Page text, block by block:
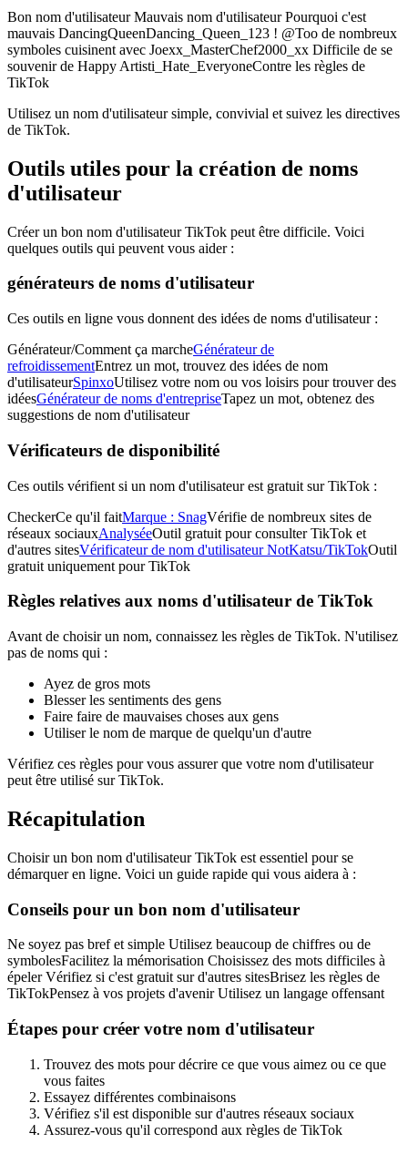
Bon nom d'utilisateur Mauvais nom d'utilisateur Pourquoi c'est
mauvais DancingQueenDancing_Queen_123 ! @Too de nombreux
symboles cuisinent avec Joexx_MasterChef2000_xx Difficile de se
souvenir de Happy Artisti_Hate_EveryoneContre les règles de
TikTok
Utilisez un nom d'utilisateur simple, convivial et suivez les directives
de TikTok.
Outils utiles pour la création de noms
d'utilisateur
Créer un bon nom d'utilisateur TikTok peut être difficile. Voici
quelques outils qui peuvent vous aider :
générateurs de noms d'utilisateur
Ces outils en ligne vous donnent des idées de noms d'utilisateur :
Générateur/Comment ça marcheGénérateur de
refroidissementEntrez un mot, trouvez des idées de nom
d'utilisateurSpinxoUtilisez votre nom ou vos loisirs pour trouver des
idéesGénérateur de noms d'entrepriseTapez un mot, obtenez des
suggestions de nom d'utilisateur
Vérificateurs de disponibilité
Ces outils vérifient si un nom d'utilisateur est gratuit sur TikTok :
CheckerCe qu'il faitMarque : SnagVérifie de nombreux sites de
réseaux sociauxAnalyséeOutil gratuit pour consulter TikTok et
d'autres sitesVérificateur de nom d'utilisateur NotKatsu/TikTokOutil
gratuit uniquement pour TikTok
Règles relatives aux noms d'utilisateur de TikTok
Avant de choisir un nom, connaissez les règles de TikTok. N'utilisez
pas de noms qui :
Ayez de gros mots
Blesser les sentiments des gens
Faire faire de mauvaises choses aux gens
Utiliser le nom de marque de quelqu'un d'autre
Vérifiez ces règles pour vous assurer que votre nom d'utilisateur
peut être utilisé sur TikTok.
Récapitulation
Choisir un bon nom d'utilisateur TikTok est essentiel pour se
démarquer en ligne. Voici un guide rapide qui vous aidera à :
Conseils pour un bon nom d'utilisateur
Ne soyez pas bref et simple Utilisez beaucoup de chiffres ou de
symbolesFacilitez la mémorisation Choisissez des mots difficiles à
épeler Vérifiez si c'est gratuit sur d'autres sitesBrisez les règles de
TikTokPensez à vos projets d'avenir Utilisez un langage offensant
Étapes pour créer votre nom d'utilisateur
Trouvez des mots pour décrire ce que vous aimez ou ce que
vous faites
Essayez différentes combinaisons
Vérifiez s'il est disponible sur d'autres réseaux sociaux
Assurez-vous qu'il correspond aux règles de TikTok